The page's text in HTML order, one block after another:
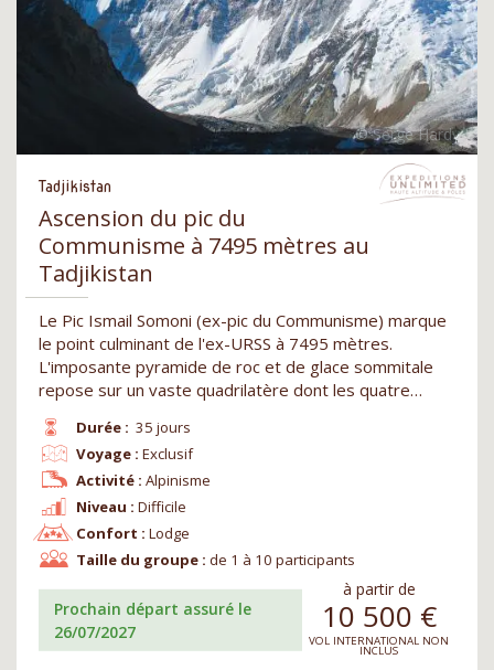
Tadjikistan
Ascension du pic du
Communisme à 7495 mètres au
Tadjikistan
Le Pic Ismail Somoni (ex-pic du Communisme) marque
le point culminant de l'ex-URSS à 7495 mètres.
L'imposante pyramide de roc et de glace sommitale
repose sur un vaste quadrilatère dont les quatre…
Durée : 35 jours
Niveau : Difficile
Voyage : Exclusif
Confort : Lodge
Activité : Alpinisme
Taille du groupe : de 1 à 10 participants
Prochain départ assuré le
26/07/2027
à partir de
10 500 €
VOL INTERNATIONAL NON
INCLUS